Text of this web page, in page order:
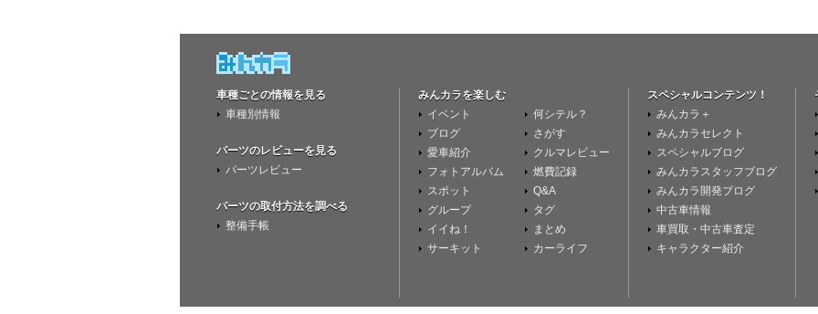
車種ごとの情報を見る
車種別情報
パーツのレビューを見る
パーツレビュー
パーツの取付方法を調べる
整備手帳
みんカラを楽しむ
イベント
ブログ
愛車紹介
フォトアルバム
スポット
グループ
イイね！
サーキット
何シテル？
さがす
クルマレビュー
燃費記録
Q&A
タグ
まとめ
カーライフ
スペシャルコンテンツ！
みんカラ＋
みんカラセレクト
スペシャルブログ
みんカラスタッフブログ
みんカラ開発ブログ
中古車情報
車買取・中古車査定
キャラクター紹介